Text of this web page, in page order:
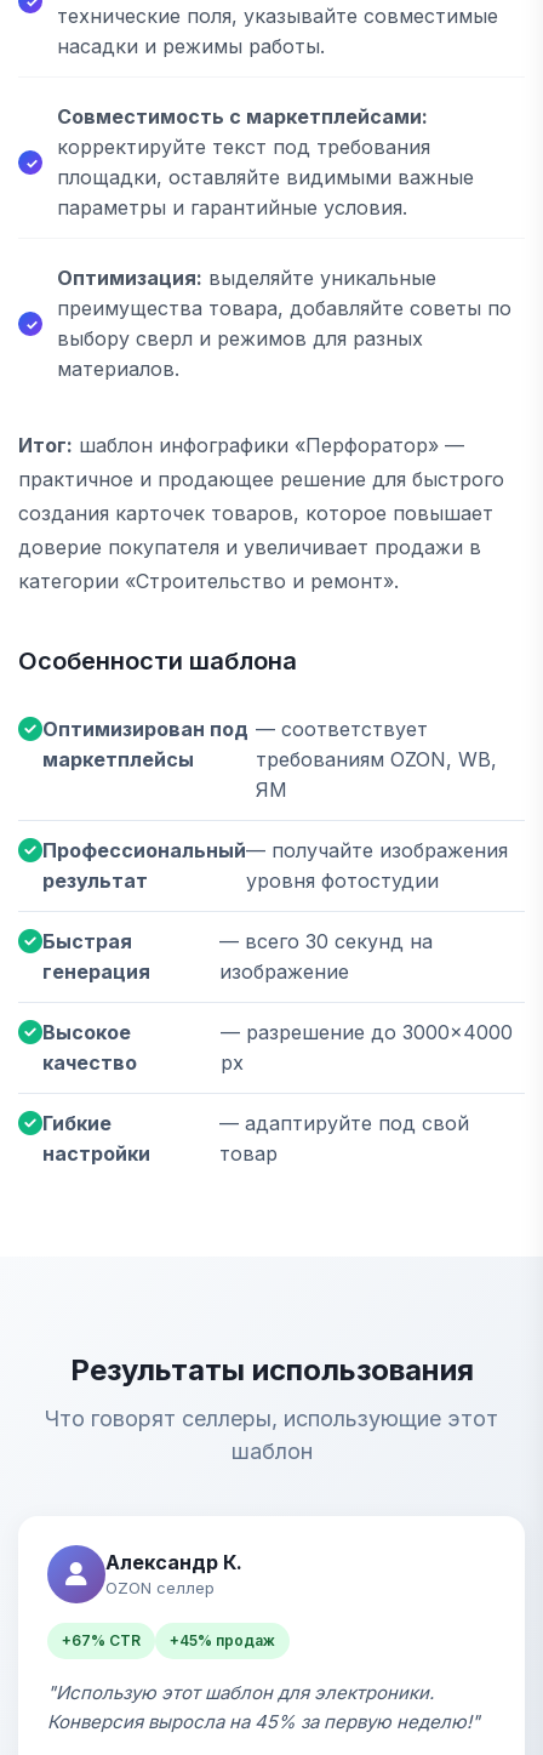
технические поля, указывайте совместимые
насадки и режимы работы.
Совместимость с маркетплейсами:
корректируйте текст под требования
площадки, оставляйте видимыми важные
параметры и гарантийные условия.
Оптимизация: выделяйте уникальные
преимущества товара, добавляйте советы по
выбору сверл и режимов для разных
материалов.
Итог: шаблон инфографики «Перфоратор» —
практичное и продающее решение для быстрого
создания карточек товаров, которое повышает
доверие покупателя и увеличивает продажи в
категории «Строительство и ремонт».
Особенности шаблона
Оптимизирован под
маркетплейсы
— соответствует
требованиям OZON, WB,
ЯМ
Профессиональный
результат
— получайте изображения
уровня фотостудии
Быстрая
генерация
— всего 30 секунд на
изображение
Высокое
качество
— разрешение до 3000×4000
px
Гибкие
настройки
— адаптируйте под свой
товар
Результаты использования
Что говорят селлеры, использующие этот
шаблон
Александр К.
OZON селлер
+67% CTR +45% продаж
"Использую этот шаблон для электроники.
Конверсия выросла на 45% за первую неделю!"